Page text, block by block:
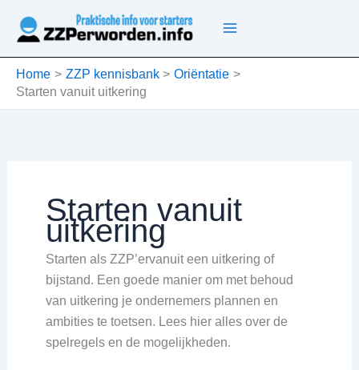
naar
inhoud
Home ZZP kennisbank
Oriëntatie
Starten vanuit uitkering
Starten vanuit
uitkering
Starten als ZZP’ervanuit een uitkering of
bijstand. Een goede manier om met behoud
van uitkering je ondernemers plannen en
ambities te toetsen. Lees hier alles over de
spelregels en de mogelijkheden.